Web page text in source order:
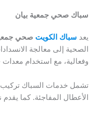
سباك صحي جمعية بيان
يعد سباك الكويت صحي
الصحية إلى معالجة
وفعالية، مع استخدام معدات
تشمل خدمات السباك تركيب
الأعطال المفاجئة. كما